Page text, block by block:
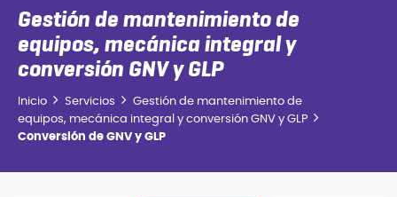
Gestión de mantenimiento de
equipos, mecánica integral y
conversión GNV y GLP
Inicio Servicios
Gestión de mantenimiento de
equipos, mecánica integral y conversión GNV y GLP
Conversión de GNV y GLP